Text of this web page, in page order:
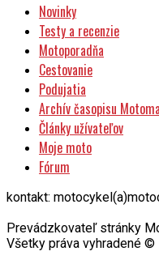
Novinky
Testy a recenzie
Motoporadňa
Cestovanie
Podujatia
Archív časopisu
Články užívateľov
Moje moto
Fórum
kontakt:
Prevádzkovateľ stránky
Všetky práva vyhradené